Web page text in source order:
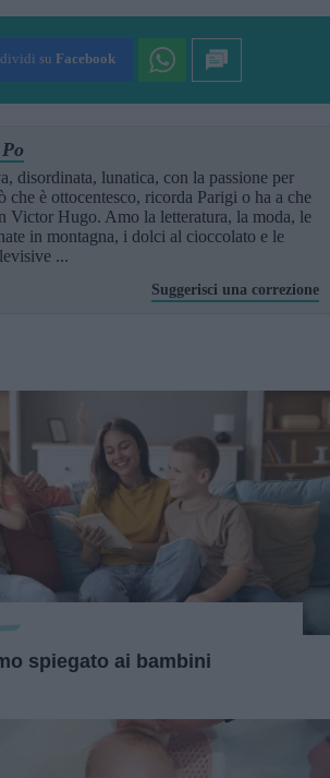
SUBMIT RATING
su Facebook
disordinata, lunatica, con la passione per
che è ottocentesco, ricorda Parigi o ha a che
Victor Hugo. Amo la letteratura, la moda, le
in montagna, i dolci al cioccolato e le
...
Suggerisci una correzione
spiegato ai bambini